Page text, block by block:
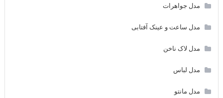
مدل جواهرات
مدل ساعت و عینک آفتابی
مدل لاک ناخن
مدل لباس
مدل مانتو